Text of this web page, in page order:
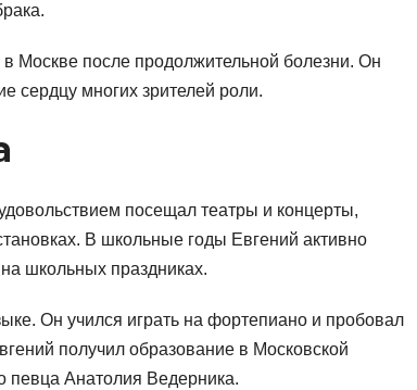
Москве после продолжительной болезни. Он
сердцу многих зрителей роли.
посещал театры и концерты,
В школьные годы Евгений активно
школьных праздниках.
Он учился играть на фортепиано и пробовал
получил образование в Московской
певца Анатолия Ведерника.